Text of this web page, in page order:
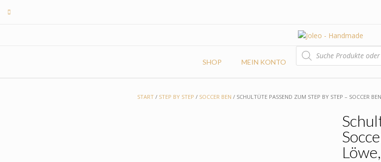
SHOP MEIN KONTO
PRODUCTS
SEARCH
START / STEP BY STEP / SOCCER BEN / SCHULTÜTE PASSEND ZUM STEP BY STEP – SOCCER